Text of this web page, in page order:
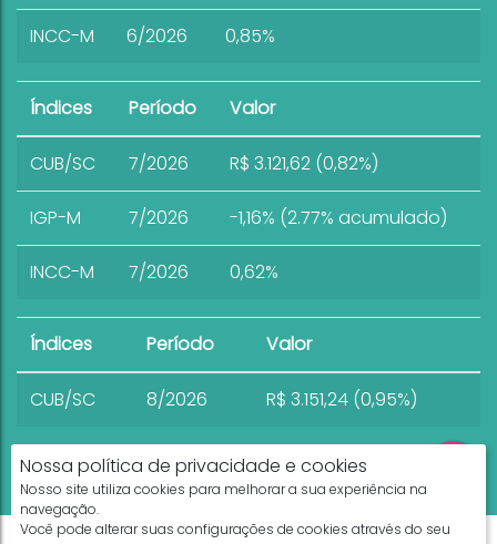
Nossa política de privacidade e cookies
Nosso site utiliza cookies para melhorar a sua experiência na
navegação.
Você pode alterar suas configurações de cookies através do seu
INCC-M 6/2026 0,85%
Índices Período Valor
CUB/SC 7/2026 R$ 3.121,62 (0,82%)
IGP-M 7/2026 -1,16% (2.77% acumulado)
INCC-M 7/2026 0,62%
Índices Período Valor
CUB/SC 8/2026 R$ 3.151,24 (0,95%)